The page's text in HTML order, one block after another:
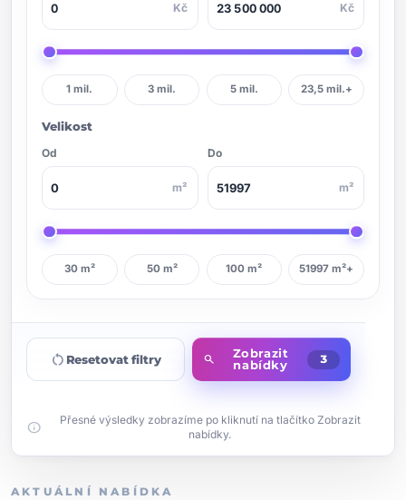
Kč Kč
1 mil. 3 mil. 5 mil. 23,5 mil.+
Velikost
Od
m²
Do
m²
30 m² 50 m² 100 m² 51997 m²+
restart_alt Resetovat filtry search
Zobrazit
nabídky
3
info
Přesné výsledky zobrazíme po kliknutí na tlačítko Zobrazit
nabídky.
AKTUÁLNÍ NABÍDKA